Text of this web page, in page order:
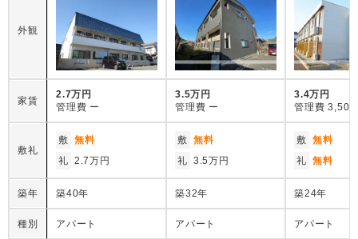
外観
家賃
2.7万円
管理費 ー
3.5万円
管理費 ー
3.4万円
管理費 3,500
敷礼
敷 無料
礼 2.7万円
敷 無料
礼 3.5万円
敷 無料
礼 無料
築年 築40年 築32年 築24年
種別 アパート アパート アパート